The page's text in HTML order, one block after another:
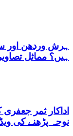
ہرش وردھن اور
ہیں؟ مماثل
اداکار ثمر
نوحہ پڑھنے کی